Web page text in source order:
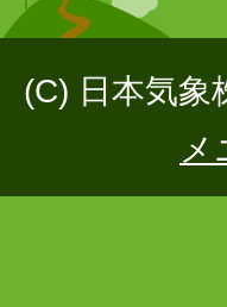
(C) 日本気象
メ